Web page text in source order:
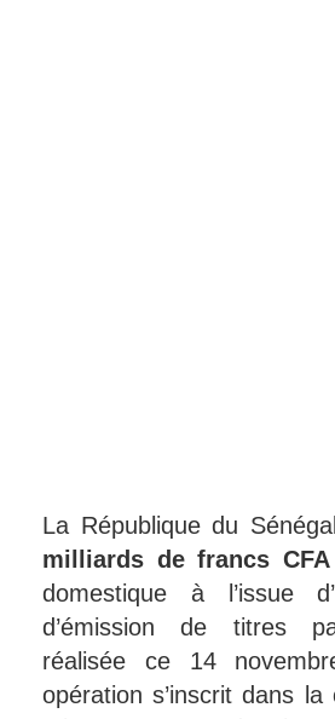
La République du
milliards de francs CFA
domestique à l’issue
d’émission de titres
réalisée ce 14
opération s’inscrit dans